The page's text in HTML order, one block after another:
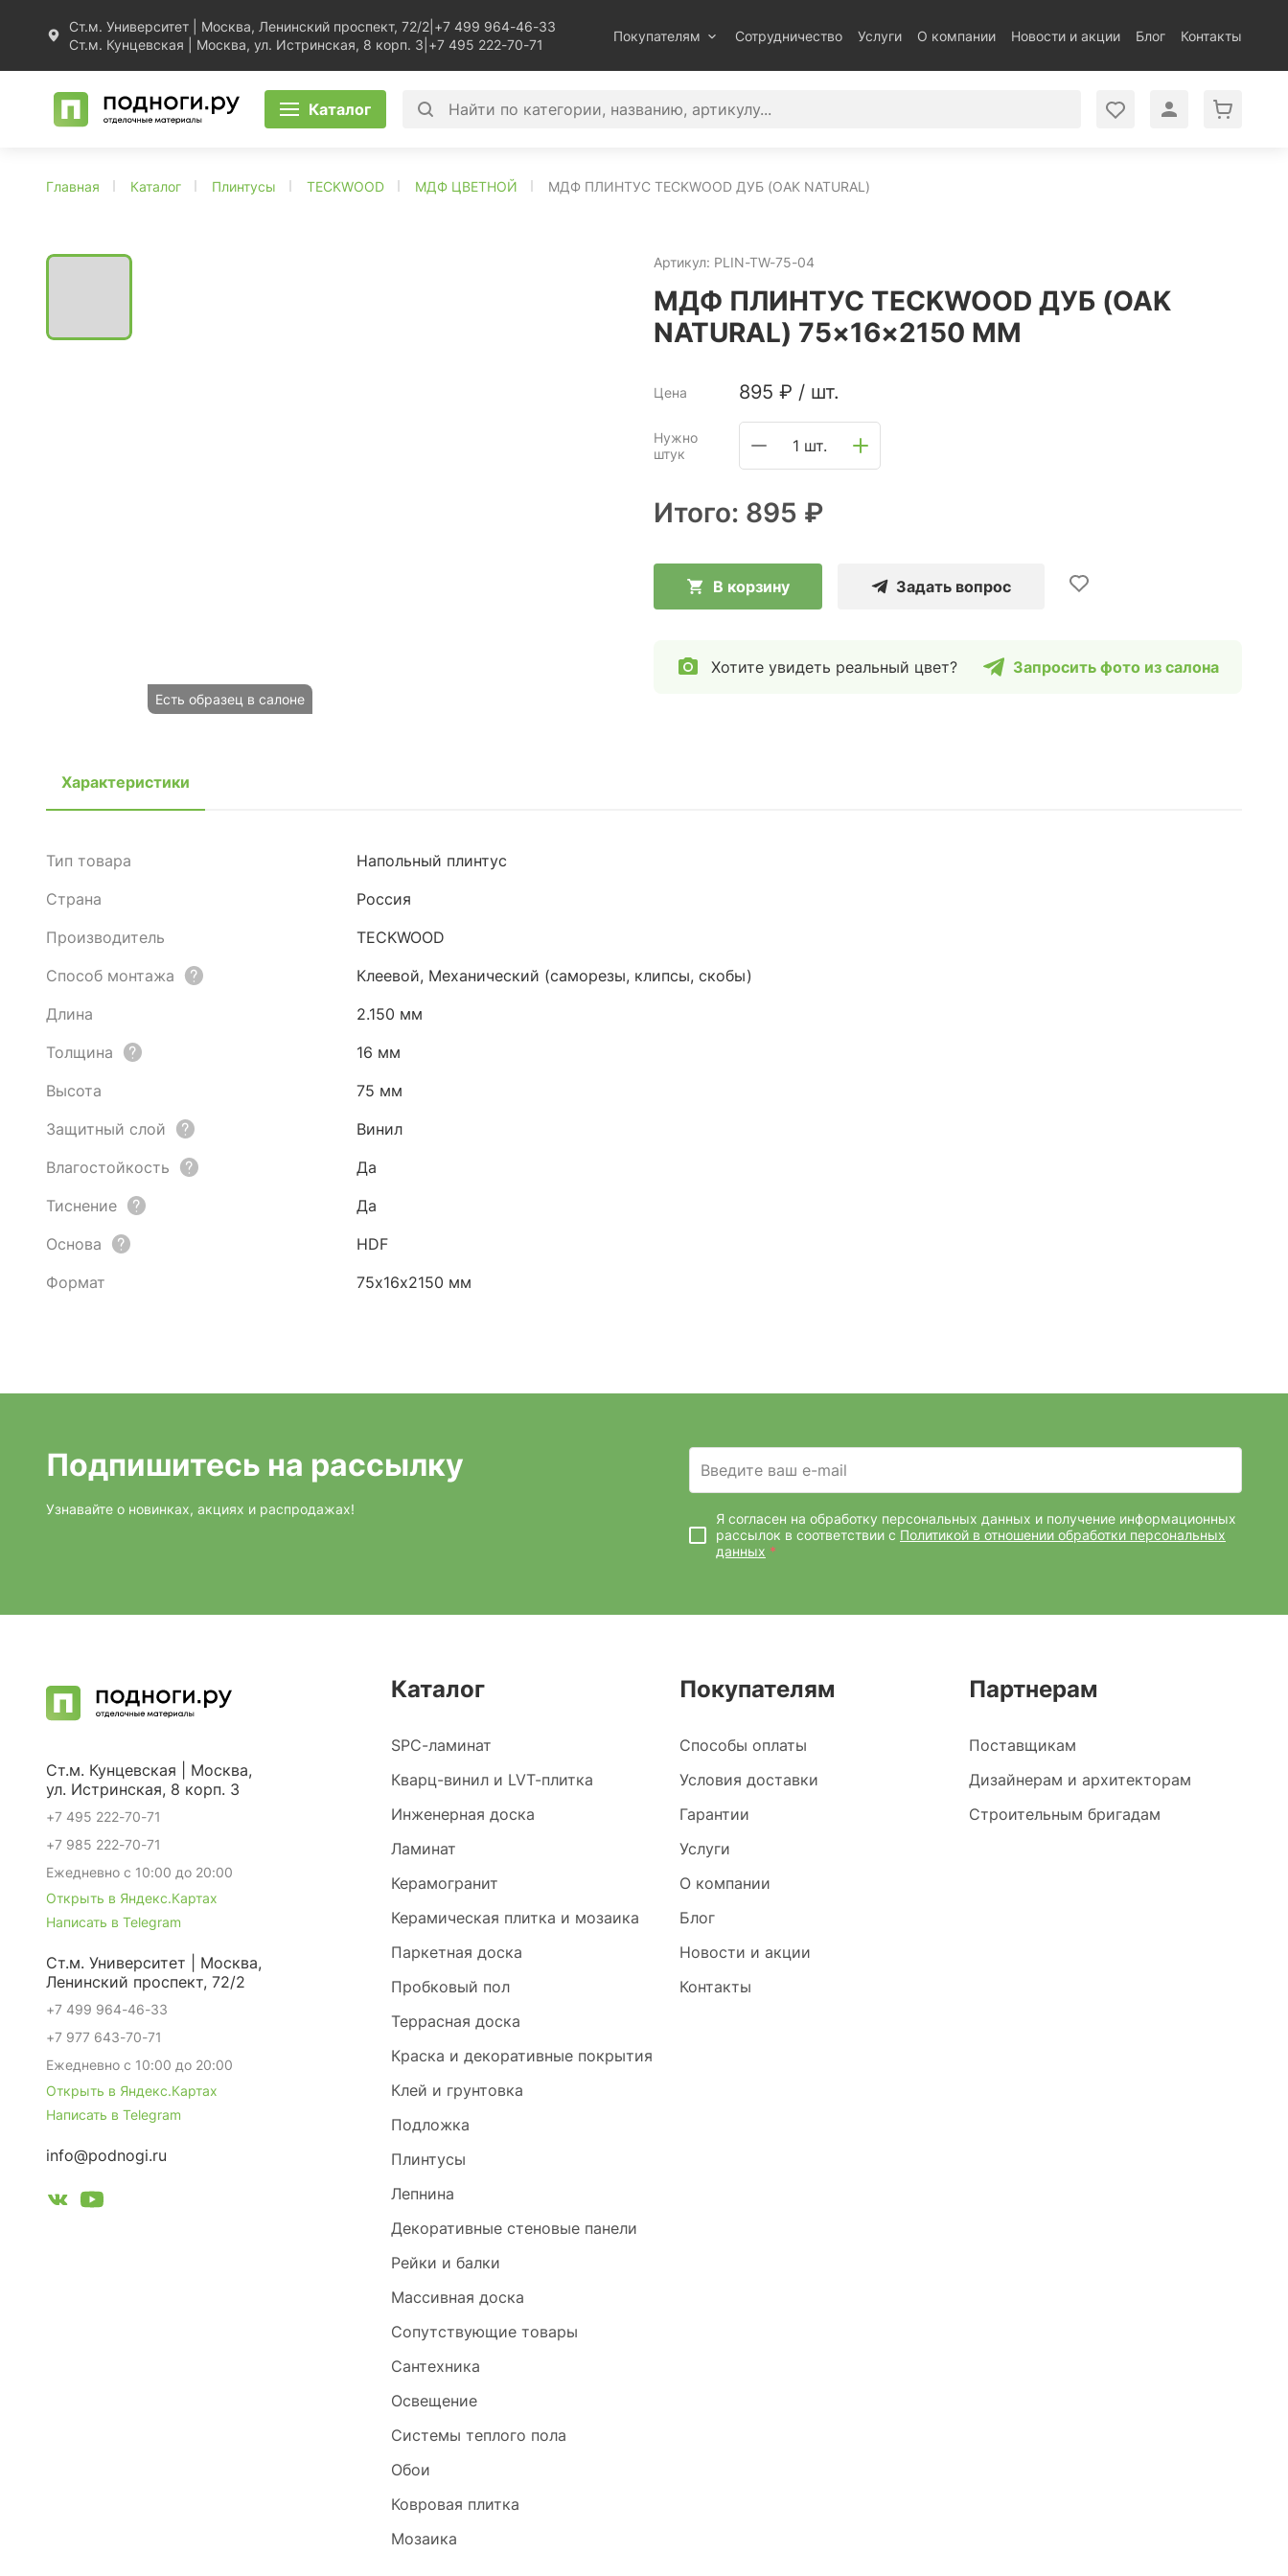
Ст.м. Университет | Москва, Ленинский проспект, 72/2 +7 499 964-46-33
Ст.м. Кунцевская | Москва, ул. Истринская, 8 корп. 3 +7 495 222-70-71
Покупателям Сотрудничество Услуги О компании Новости и акции Блог Контакты
Каталог
Главная Каталог Плинтусы TECKWOOD МДФ ЦВЕТНОЙ МДФ ПЛИНТУС TECKWOOD ДУБ (OAK NATURAL)
Есть образец в салоне
Артикул: PLIN-TW-75-04
МДФ ПЛИНТУС TECKWOOD ДУБ (OAK
NATURAL) 75×16×2150 ММ
Цена 895 ₽ / шт.
Нужно
штук
1 шт.
Итого: 895 ₽
В корзину Задать вопрос
Хотите увидеть реальный цвет? Запросить фото из салона
Характеристики
Тип товара
Напольный плинтус
Страна
Россия
Производитель
TECKWOOD
Способ монтажа
Клеевой, Механический (саморезы, клипсы, скобы)
Длина
2.150 мм
Толщина
16 мм
Высота
75 мм
Защитный слой
Винил
Влагостойкость
Да
Тиснение
Да
Основа
HDF
Формат
75х16х2150 мм
Подпишитесь на рассылку
Узнавайте о новинках, акциях и распродажах!
Введите ваш e-mail
Я согласен на обработку персональных данных и получение информационных
рассылок в соответствии с Политикой в отношении обработки персональных
данных *
Каталог
SPC-ламинат
Кварц-винил и LVT-плитка
Инженерная доска
Ламинат
Керамогранит
Керамическая плитка и мозаика
Паркетная доска
Пробковый пол
Террасная доска
Краска и декоративные покрытия
Клей и грунтовка
Подложка
Плинтусы
Лепнина
Декоративные стеновые панели
Рейки и балки
Массивная доска
Сопутствующие товары
Сантехника
Освещение
Системы теплого пола
Обои
Ковровая плитка
Мозаика
Покупателям
Способы оплаты
Условия доставки
Гарантии
Услуги
О компании
Блог
Новости и акции
Контакты
Партнерам
Поставщикам
Дизайнерам и архитекторам
Строительным бригадам
Ст.м. Кунцевская | Москва,
ул. Истринская, 8 корп. 3
+7 495 222-70-71
+7 985 222-70-71
Ежедневно с 10:00 до 20:00
Открыть в Яндекс.Картах
Написать в Telegram
Ст.м. Университет | Москва,
Ленинский проспект, 72/2
+7 499 964-46-33
+7 977 643-70-71
Ежедневно с 10:00 до 20:00
Открыть в Яндекс.Картах
Написать в Telegram
info@podnogi.ru